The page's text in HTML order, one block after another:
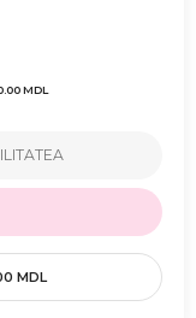
MDL
MDL